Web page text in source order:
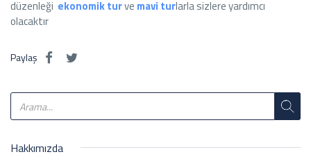
düzenleği ekonomik turve mavi turlarla sizlere yardımcı
olacaktır
Paylaş
Hakkımızda